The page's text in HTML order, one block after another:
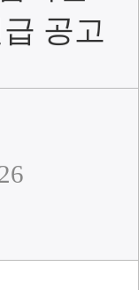
공고